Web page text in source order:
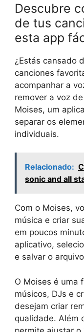
Descubre
de tus
esta app
¿Estás cansado
canciones
acompanhar a
remover a voz
Moises, um
separar os
individuais.
Relacionado:
sonic and all
Com o Moises,
música e criar
em poucos
aplicativo,
e salvar o
O Moises é uma
músicos, DJs e
desejam criar
qualidade. Além